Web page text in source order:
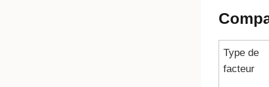
Type de
facteur